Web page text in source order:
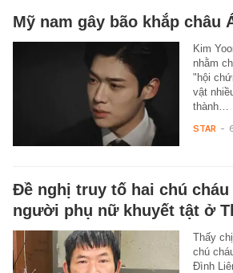
Mỹ nam gây bão khắp châu
Kim
nhằm
"hội
vật
thành…
STAR -
Đề nghị truy tố hai chú cháu
người phụ nữ khuyết tật ở
Thấy
chú
Đình